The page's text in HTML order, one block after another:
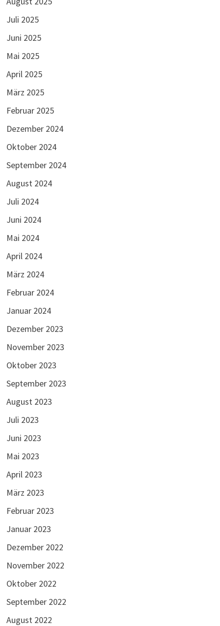
Juli 2025
Juni 2025
Mai 2025
April 2025
März 2025
Februar 2025
Dezember 2024
Oktober 2024
September 2024
August 2024
Juli 2024
Juni 2024
Mai 2024
April 2024
März 2024
Februar 2024
Januar 2024
Dezember 2023
November 2023
Oktober 2023
September 2023
August 2023
Juli 2023
Juni 2023
Mai 2023
April 2023
März 2023
Februar 2023
Januar 2023
Dezember 2022
November 2022
Oktober 2022
September 2022
August 2022